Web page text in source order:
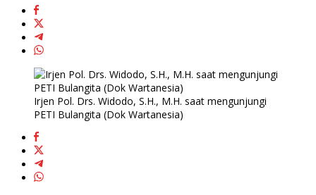
Irjen Pol. Drs. Widodo, S.H., M.H. saat mengunjungi
PETI Bulangita (Dok Wartanesia)